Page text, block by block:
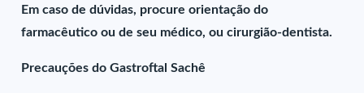
Em caso de dúvidas, procure orientação do
farmacêutico ou de seu médico, ou cirurgião-dentista.
Precauções do Gastroftal Sachê